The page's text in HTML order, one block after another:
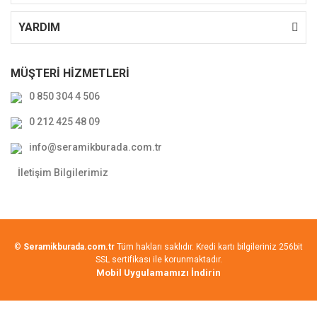
YARDIM
MÜŞTERİ HİZMETLERİ
0 850 304 4 506
0 212 425 48 09
info@seramikburada.com.tr
İletişim Bilgilerimiz
© Seramikburada.com.tr Tüm hakları saklıdır. Kredi kartı bilgileriniz 256bit
SSL sertifikası ile korunmaktadır.
Mobil Uygulamamızı İndirin